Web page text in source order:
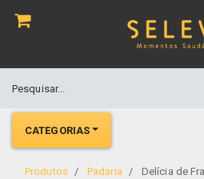
CATEGORIAS
Produtos Padaria Delícia de